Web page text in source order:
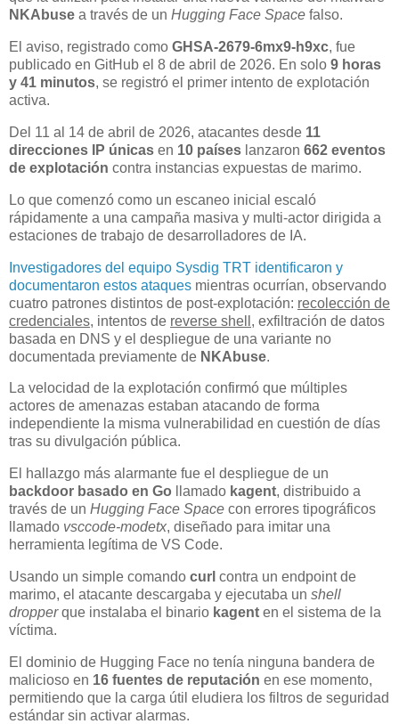
NKAbuse a través de un Hugging Face Space falso.
El aviso, registrado como GHSA-2679-6mx9-h9xc, fue
publicado en GitHub el 8 de abril de 2026. En solo 9 horas
y 41 minutos, se registró el primer intento de explotación
activa.
Del 11 al 14 de abril de 2026, atacantes desde 11
direcciones IP únicas en 10 países lanzaron 662 eventos
de explotación contra instancias expuestas de marimo.
Lo que comenzó como un escaneo inicial escaló
rápidamente a una campaña masiva y multi-actor dirigida a
estaciones de trabajo de desarrolladores de IA.
Investigadores del equipo Sysdig TRT identificaron y
documentaron estos ataques mientras ocurrían, observando
cuatro patrones distintos de post-explotación: recolección de
credenciales, intentos de reverse shell , exfiltración de datos
basada en DNS y el despliegue de una variante no
documentada previamente de NKAbuse.
La velocidad de la explotación confirmó que múltiples
actores de amenazas estaban atacando de forma
independiente la misma vulnerabilidad en cuestión de días
tras su divulgación pública.
El hallazgo más alarmante fue el despliegue de un
backdoor basado en Go llamado kagent, distribuido a
través de un Hugging Face Space con errores tipográficos
llamado vsccode-modetx, diseñado para imitar una
herramienta legítima de VS Code.
Usando un simple comando curl contra un endpoint de
marimo, el atacante descargaba y ejecutaba un shell
dropperque instalaba el binario kagent en el sistema de la
víctima.
El dominio de Hugging Face no tenía ninguna bandera de
malicioso en 16 fuentes de reputación en ese momento,
permitiendo que la carga útil eludiera los filtros de seguridad
estándar sin activar alarmas.